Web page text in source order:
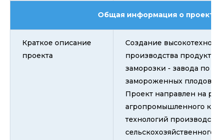
Общая информация о проекте
Краткое описание
проекта
Создание
производства
заморозки - завода по
замороженных плодов,
Проект направлен на
агропромышленного
технологий
сельскохозяйственного